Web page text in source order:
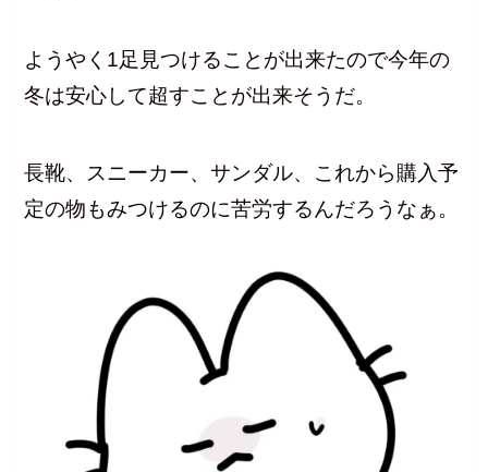
ようやく1足見つけることが出来たので今年の
冬は安心して超すことが出来そうだ。
長靴、スニーカー、サンダル、これから購入予
定の物もみつけるのに苦労するんだろうなぁ。